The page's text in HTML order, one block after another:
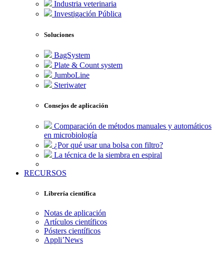
Industria veterinaria
Investigación Pública
Soluciones
BagSystem
Plate & Count system
JumboLine
Steriwater
Consejos de aplicación
Comparación de métodos manuales y automáticos
en microbiología
¿Por qué usar una bolsa con filtro?
La técnica de la siembra en espiral
RECURSOS
Librería científica
Notas de aplicación
Artículos científicos
Pósters científicos
Appli’News